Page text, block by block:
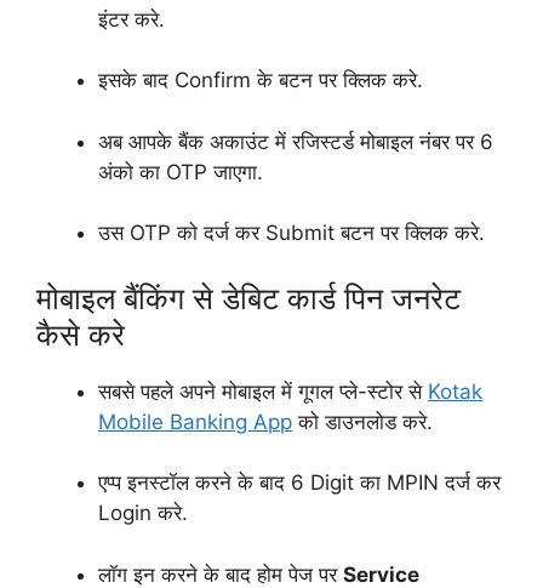
इंटर करे.
इसके बाद Confirm के बटन पर क्लिक करे.
अब आपके बैंक अकाउंट में रजिस्टर्ड मोबाइल नंबर पर 6
अंको का OTP जाएगा.
उस OTP को दर्ज कर Submit बटन पर क्लिक करे.
मोबाइल बैंकिंग से डेबिट कार्ड पिन जनरेट
कैसे करे
सबसे पहले अपने मोबाइल में गूगल प्ले-स्टोर से Kotak
Mobile Banking App को डाउनलोड करे.
एप्प इनस्टॉल करने के बाद 6 Digit का MPIN दर्ज कर
Login करे.
लॉग इन करने के बाद होम पेज पर Service